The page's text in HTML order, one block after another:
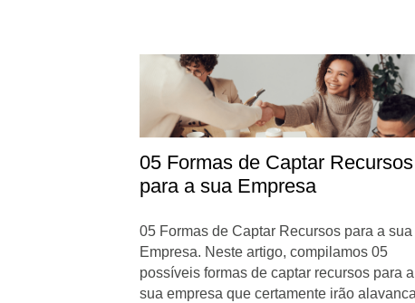
05 Formas de Captar Recursos
para a sua Empresa
05 Formas de Captar Recursos para a sua
Empresa. Neste artigo, compilamos 05
possíveis formas de captar recursos para a
sua empresa que certamente irão